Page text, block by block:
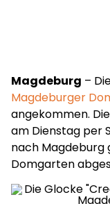
Magdeburg –
Magdeburger
angekommen.
am Dienstag per
nach Magdeburg
Domgarten